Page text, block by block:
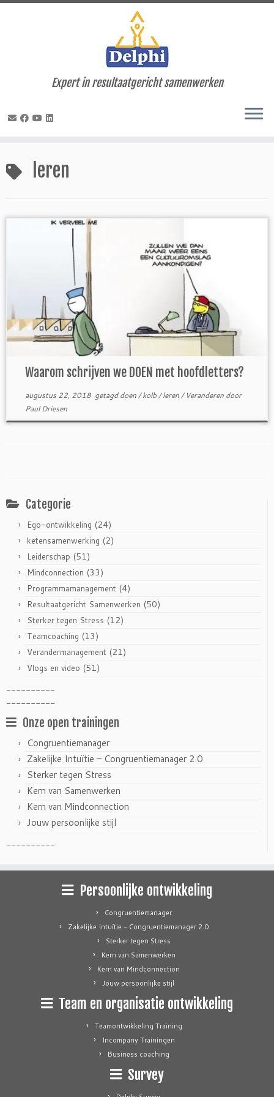
naar
inhoud
Expert in resultaatgericht samenwerken
leren
Waarom schrijven we DOEN met hoofdletters?
augustus 22, 2018getagddoen/kolb/leren/ Veranderen door
Paul Driesen
Categorie
Ego-ontwikkeling (24)
ketensamenwerking (2)
Leiderschap (51)
Mindconnection (33)
Programmamanagement (4)
Resultaatgericht Samenwerken (50)
Sterker tegen Stress (12)
Teamcoaching (13)
Verandermanagement (21)
Vlogs en video (51)
----------
----------
Onze open trainingen
Congruentiemanager
Zakelijke Intuïtie – Congruentiemanager 2.0
Sterker tegen Stress
Kern van Samenwerken
Kern van Mindconnection
Jouw persoonlijke stijl
----------
Persoonlijke ontwikkeling
Congruentiemanager
Zakelijke Intuïtie – Congruentiemanager 2.0
Sterker tegen Stress
Kern van Samenwerken
Kern van Mindconnection
Jouw persoonlijke stijl
Team en organisatie ontwikkeling
Teamontwikkeling Training
Incompany Trainingen
Business coaching
Survey